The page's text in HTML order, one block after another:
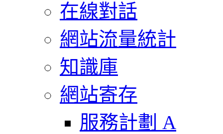
在線對話
網站流量統計
知識庫
網站寄存
服務計劃 A